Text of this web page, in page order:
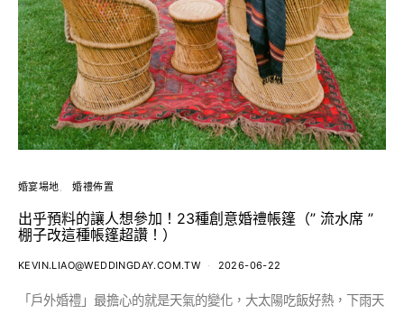
婚宴場地 婚禮佈置
出乎預料的讓人想參加！23種創意婚禮帳篷（” 流水席 ”
棚子改這種帳篷超讚！）
KEVIN.LIAO@WEDDINGDAY.COM.TW 2026-06-22
「戶外婚禮」最擔心的就是天氣的變化，大太陽吃飯好熱，下雨天